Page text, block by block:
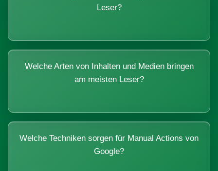
Leser?
Welche Arten von Inhalten und Medien bringen
am meisten Leser?
Welche Techniken sorgen für Manual Actions von
Google?